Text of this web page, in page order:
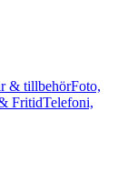
& tillbehörFoto,
FritidTelefoni,